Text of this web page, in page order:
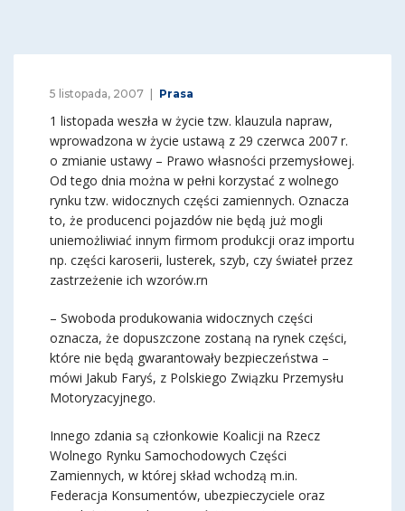
5 listopada, 2007 Prasa
1 listopada weszła w życie tzw. klauzula napraw,
wprowadzona w życie ustawą z 29 czerwca 2007 r.
o zmianie ustawy – Prawo własności przemysłowej.
Od tego dnia można w pełni korzystać z wolnego
rynku tzw. widocznych części zamiennych. Oznacza
to, że producenci pojazdów nie będą już mogli
uniemożliwiać innym firmom produkcji oraz importu
np. części karoserii, lusterek, szyb, czy świateł przez
zastrzeżenie ich wzorów.rn
– Swoboda produkowania widocznych części
oznacza, że dopuszczone zostaną na rynek części,
które nie będą gwarantowały bezpieczeństwa –
mówi Jakub Faryś, z Polskiego Związku Przemysłu
Motoryzacyjnego.
Innego zdania są członkowie Koalicji na Rzecz
Wolnego Rynku Samochodowych Części
Zamiennych, w której skład wchodzą m.in.
Federacja Konsumentów, ubezpieczyciele oraz